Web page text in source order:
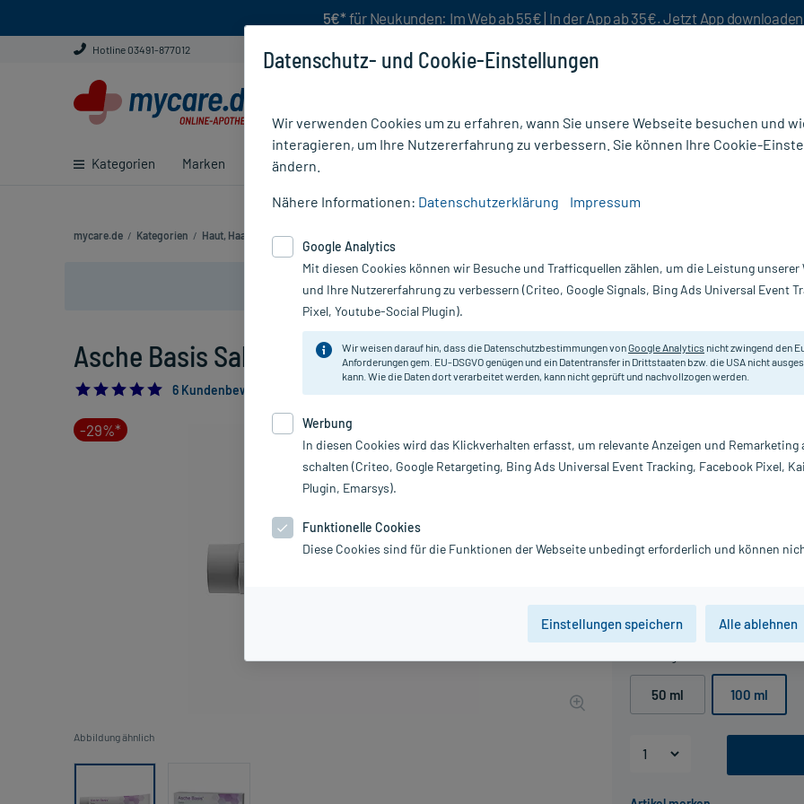
5€* für Neukunden: Im Web ab 55€ | In der App ab 35€. Jetzt App downloaden
Hotline 03491-877012
Kategorien Marken Ratgeber
mycare.de / Kategorien / Haut, Haare & Nägel
Nur für kurze Zeit:Gratis-Versand* ab 19€ Mindestbestellwert!
Asche Basis Salbe, 100 ml
5.0
6 Kundenbewertungen*
-29%*
Abbildung ähnlich
13,12 €
Grundpreis: 131,20 € / l
50 ml 100 ml
Asche Basis
Juckreizlindernde Salbe mit
PZN:
Hersteller:
Datenschutz- und Cookie-Einstellungen
Wir verwenden Cookies um zu erfahren, wann Sie unsere Webseite besuchen und
interagieren, um Ihre Nutzererfahrung zu verbessern. Sie können Ihre Cookie-
ändern.
Nähere Informationen: Datenschutzerklärung Impressum
Google Analytics
Mit diesen Cookies können wir Besuche und Trafficquellen zählen, um die Leistung unserer
und Ihre Nutzererfahrung zu verbessern (Criteo, Google Signals, Bing Ads Universal Event
Pixel, Youtube-Social Plugin).
Wir weisen darauf hin, dass die Datenschutzbestimmungen vonGoogle Analytics nicht zwingend den
Anforderungen gem. EU-DSGVO genügen und ein Datentransfer in Drittstaaten bzw. die USA nicht
kann. Wie die Daten dort verarbeitet werden, kann nicht geprüft und nachvollzogen werden.
Werbung
In diesen Cookies wird das Klickverhalten erfasst, um relevante Anzeigen und Remarketing
schalten (Criteo, Google Retargeting, Bing Ads Universal Event Tracking, Facebook Pixel,
Plugin, Emarsys).
Funktionelle Cookies
Diese Cookies sind für die Funktionen der Webseite unbedingt erforderlich und können
Einstellungen speichern Alle ablehnen